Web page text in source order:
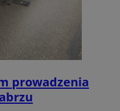
prowadzenia